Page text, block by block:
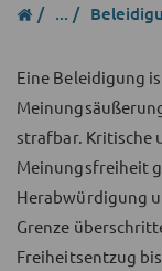
...
Eine Beleidigung
strafbar. Kritische
Meinungsfreiheit
Herabwürdigung
Grenze
Freiheitsentzug